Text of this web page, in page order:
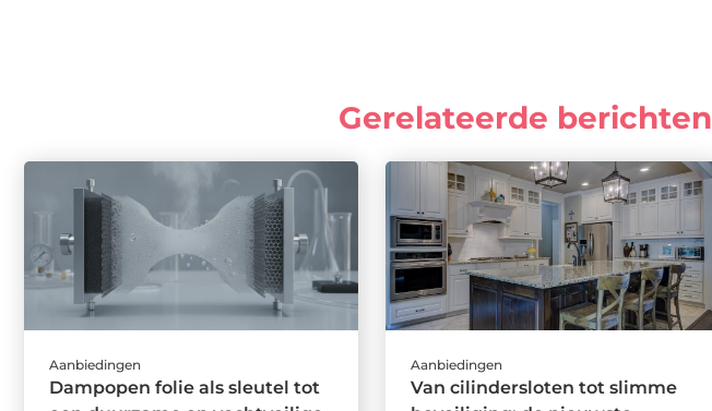
Gerelateerde berichten
Aanbiedingen
Dampopen folie als sleutel tot
Aanbiedingen
Van cilindersloten tot slimme